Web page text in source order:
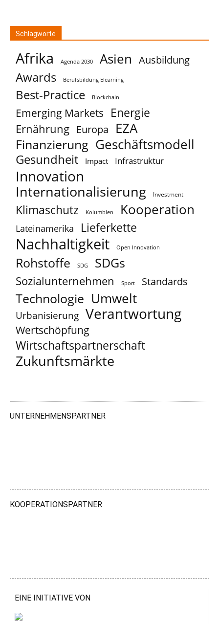
Schlagworte
Afrika Agenda 2030 Asien Ausbildung
Awards Berufsbildung Elearning
Best-Practice Blockchain
Emerging Markets Energie
Ernährung Europa EZA
Finanzierung Geschäftsmodell
Gesundheit Impact Infrastruktur
Innovation
Internationalisierung Investment
Klimaschutz Kolumbien Kooperation
Lateinamerika Lieferkette
Nachhaltigkeit Open Innovation
Rohstoffe SDG SDGs
Sozialunternehmen Sport Standards
Technologie Umwelt
Urbanisierung Verantwortung
Wertschöpfung
Wirtschaftspartnerschaft
Zukunftsmärkte
UNTERNEHMENSPARTNER
KOOPERATIONSPARTNER
EINE INITIATIVE VON